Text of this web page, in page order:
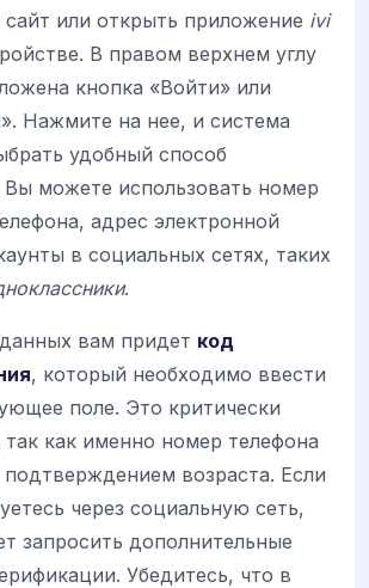
или открыть приложение ivi
В правом верхнем углу
кнопка «Войти» или
Нажмите на нее, и система
удобный способ
Вы можете использовать номер
адрес электронной
в социальных сетях, таких
.
вам придет код
, который необходимо ввести
поле. Это критически
как именно номер телефона
подтверждением возраста. Если
через социальную сеть,
запросить дополнительные
Убедитесь, что в